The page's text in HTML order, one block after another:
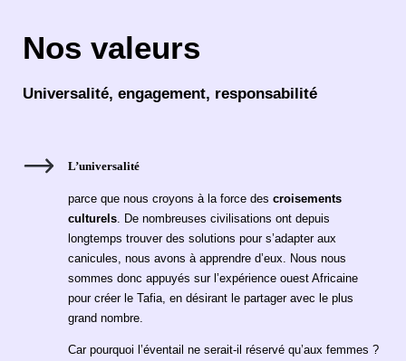
Nos valeurs
Universalité, engagement, responsabilité
L’universalité
parce que nous croyons à la force des croisements
culturels . De nombreuses civilisations ont depuis
longtemps trouver des solutions pour s’adapter aux
canicules, nous avons à apprendre d’eux. Nous nous
sommes donc appuyés sur l’expérience ouest Africaine
pour créer le Tafia, en désirant le partager avec le plus
grand nombre.
Car pourquoi l’éventail ne serait-il réservé qu’aux femmes ?